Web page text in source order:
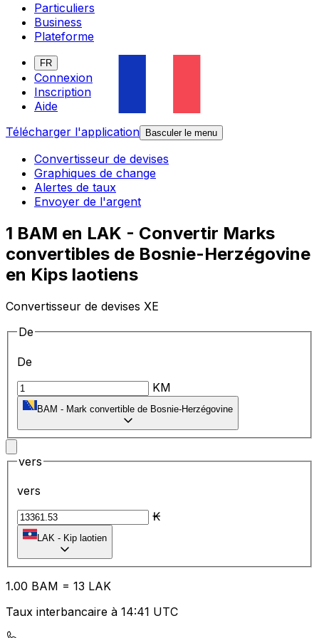
Particuliers
Business
Plateforme
FR
Connexion
Inscription
Aide
Télécharger l'application
Basculer le menu
Convertisseur de devises
Graphiques de change
Alertes de taux
Envoyer de l'argent
1 BAM en LAK - Convertir Marks
convertibles de Bosnie-Herzégovine
en Kips laotiens
Convertisseur de devises XE
De
De
KM
BAM - Mark convertible de Bosnie-Herzégovine
vers
vers
₭
LAK - Kip laotien
1.00 BAM = 13 LAK
Taux interbancaire à 14:41 UTC